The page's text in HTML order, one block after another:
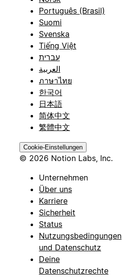
Português (Brasil)
Suomi
Svenska
Tiếng Việt
עברית
العربية
ภาษาไทย
한국어
日本語
简体中文
繁體中文
Cookie-Einstellungen
© 2026 Notion Labs, Inc.
Unternehmen
Über uns
Karriere
Sicherheit
Status
Nutzungsbedingungen
und Datenschutz
Deine
Datenschutzrechte